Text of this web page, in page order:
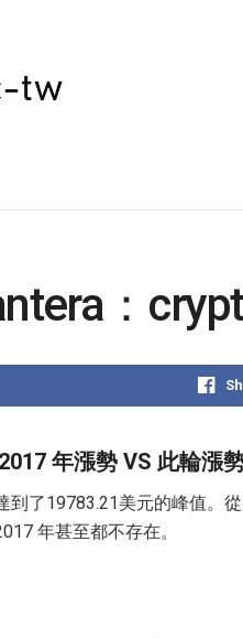
：
年漲勢 VS 此輪漲
到了19783.21美元的峰值。
年甚至都不存在。